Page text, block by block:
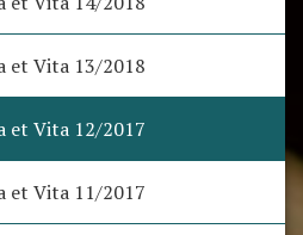
et Vita 13/2018
et Vita 12/2017
et Vita 11/2017